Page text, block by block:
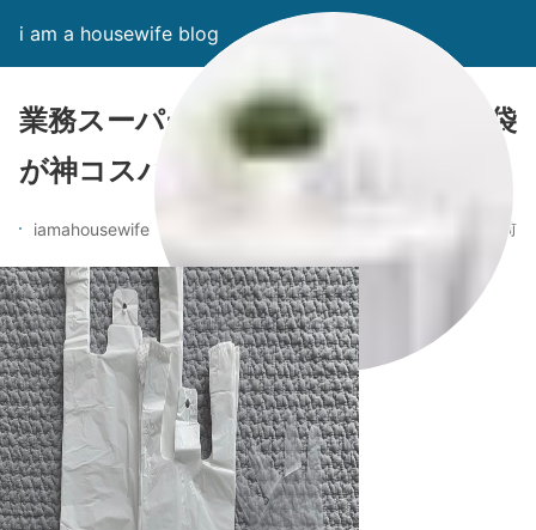
i am a housewife blog
業務スーパーのレジ袋と使い捨て手袋
が神コスパ100均より安い
iamahousewife 6年前